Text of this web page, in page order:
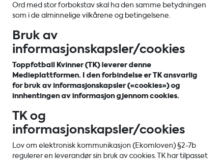
Ord med stor forbokstav skal ha den samme betydningen
som i de alminnelige vilkårene og betingelsene.
Bruk av
informasjonskapsler/cookies
Toppfotball Kvinner (TK) leverer denne
Medieplattformen. I den forbindelse er TK ansvarlig
for bruk av informasjonskapsler («cookies») og
innhentingen av informasjon gjennom cookies.
TK og
informasjonskapsler/cookies
Lov om elektronisk kommunikasjon (Ekomloven) §2-7b
regulerer en leverandør sin bruk av cookies. TK har tilpasset